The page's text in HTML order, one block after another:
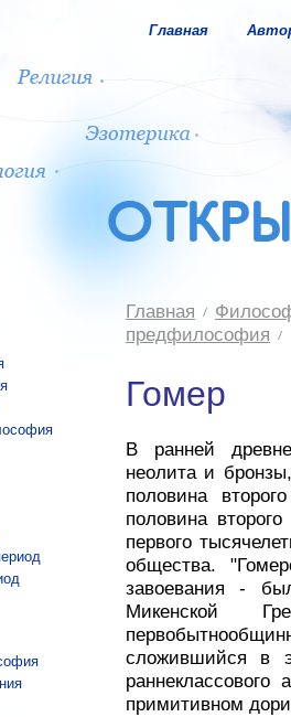
Главная
Главная
предфилософия
Гомер
В ранней
неолита и
половина
половина
первого
общества.
завоевания -
Микенской
сложившийся в
раннеклассового
примитивном